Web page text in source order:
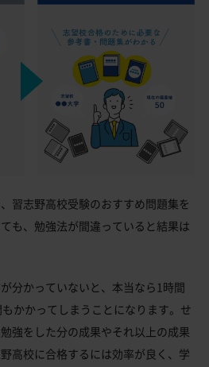
習志野高校受験のおすすめ問題集を
も、勉強法が間違っていると結果は
分かっていないと、本当なら1時間
かかってしまうことになります。せ
強をした分の成果やそれ以上の成果
高校に合格するには効率が良く、学